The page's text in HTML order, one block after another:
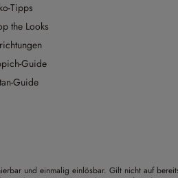
Tipps
the Looks
Guide
Guide
und einmalig einlösbar. Gilt nicht auf